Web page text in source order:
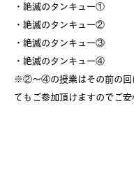
・絶滅のタンキュー①
・絶滅のタンキュー②
・絶滅のタンキュー③
・絶滅のタンキュー④
※②〜④の授業はその前の回
てもご参加頂けますのでご安